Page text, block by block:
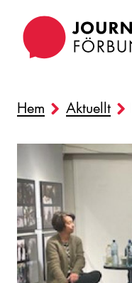
huvudinnehåll
Hem Aktuellt